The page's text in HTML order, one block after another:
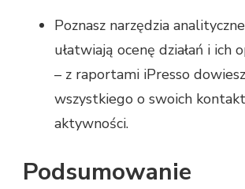
Poznasz narzędzia
ułatwiają ocenę działań i ich
– z raportami iPresso
wszystkiego o swoich
aktywności.
Podsumowanie